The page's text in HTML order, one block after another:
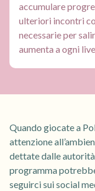
accumulare
ulteriori incontri
necessarie per
aumenta a ogni
Quando giocate a
attenzione
dettate dalle
programma
seguirci sui social